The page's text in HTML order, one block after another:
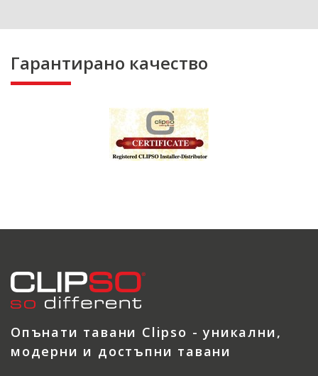
Гарантирано качество
Опънати тавани Clipso - уникални,
модерни и достъпни тавани